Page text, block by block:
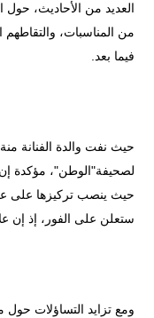
العديد من الأحاديث، حول
من المناسبات، والتقاطهم
فيما بعد.
حيث نفت والدة الفنانة
لصحيفة"الوطن"، مؤكدة
حيث ينصب تركيزها على
ستعلن على الفور، إذ إن
ومع تزايد التساؤلات حول